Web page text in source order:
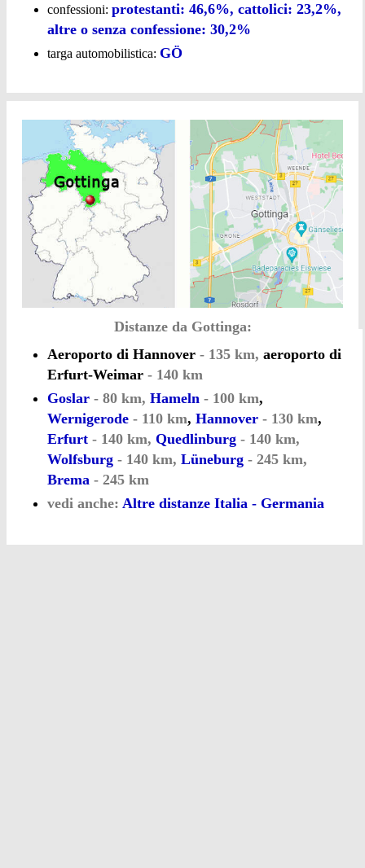
confessioni: protestanti: 46,6%, cattolici: 23,2%,
altre o senza confessione: 30,2%
targa automobilistica: GÖ
Distanze da Gottinga:
Aeroporto di Hannover - 135 km, aeroporto di
Erfurt-Weimar - 140 km
Goslar - 80 km, Hameln - 100 km,
Wernigerode - 110 km, Hannover - 130 km,
Erfurt - 140 km, Quedlinburg - 140 km,
Wolfsburg - 140 km, Lüneburg - 245 km,
Brema - 245 km
vedi anche: Altre distanze Italia - Germania